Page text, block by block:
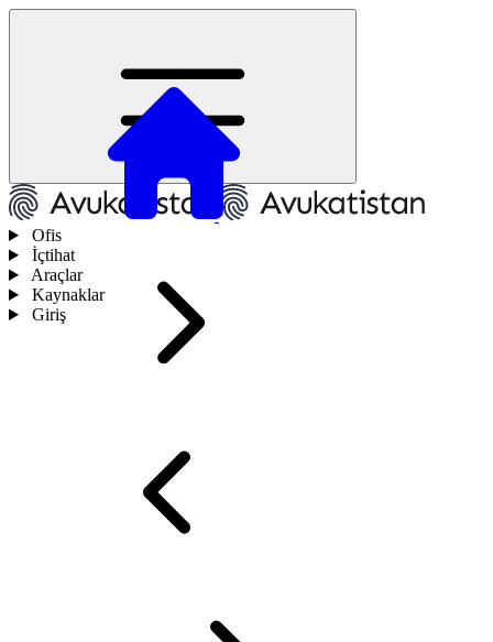
Ofis
İçtihat
Araçlar
Kaynaklar
Giriş